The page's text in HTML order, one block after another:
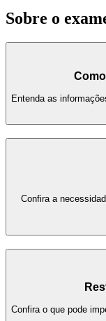
Sobre o
Entenda as
Confira a
Confira o que pode